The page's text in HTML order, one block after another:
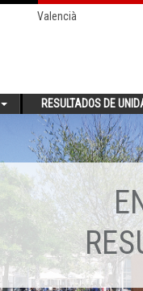
Valencià
RESULTADOS DE